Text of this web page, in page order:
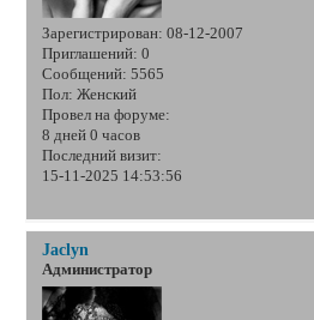
Зарегистрирован: 08-12-2007
Приглашений: 0
Сообщений: 5565
Пол: Женский
Провел на форуме:
8 дней 0 часов
Последний визит:
15-11-2025 14:53:56
Jaclyn
Администратор